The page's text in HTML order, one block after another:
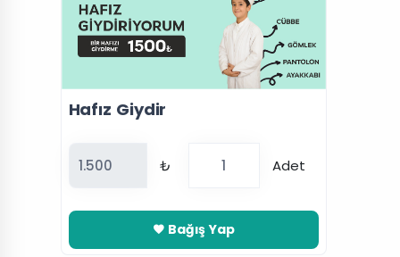
Hafız Giydir
₺ Adet
Bağış Yap